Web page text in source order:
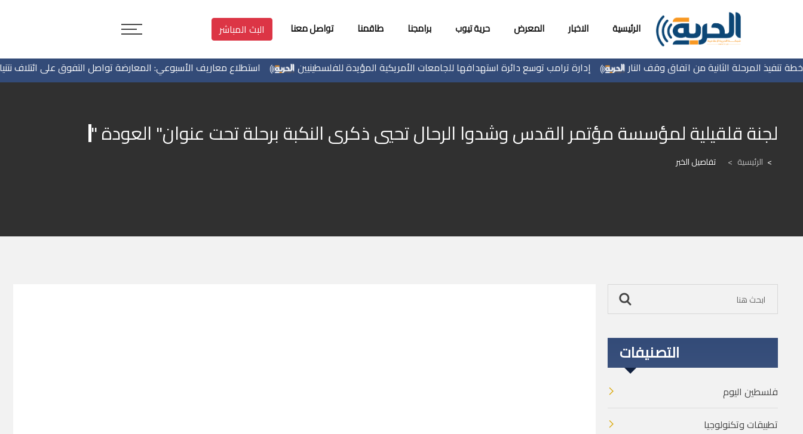
الرئيسية الاخبار المعرض حرية تيوب برامجنا طاقمنا تواصل معنا البث المباشر
استطلاع معاريف الأسبوعي: المعارضة تواصل التفوق على ائتلاف نتنياهو إدارة ترامب توسع دائرة استهدافها للجامعات الأمريكية المؤيدة للفلسطينيين المرحلة الثانية من اتفاق وقف النار
لجنة قلقيلية لمؤسسة مؤتمر القدس وشدوا الرحال تحيي ذكرى النكبة برحلة تحت عنوان" العودة "
الرئيسية > تفاصيل الخبر
التصنيفات
فلسطين اليوم
تطبيقات وتكنولوجيا